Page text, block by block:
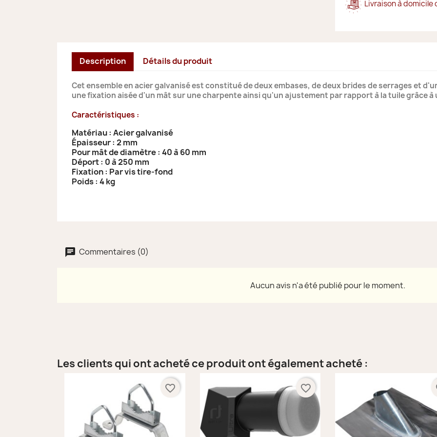
Livraison à domicile
Description Détails du produit
Cet ensemble en acier galvanisé est constitué de deux embases, de deux brides de serrages et
une fixation aisée d'un mât sur une charpente ainsi qu'un ajustement par rapport à la tuile grâce
Caractéristiques :
Matériau : Acier galvanisé
Épaisseur : 2 mm
Pour mât de diamètre : 40 à 60 mm
Déport : 0 à 250 mm
Fixation : Par vis tire-fond
Poids : 4 kg
Commentaires (0)
Aucun avis n'a été publié pour le moment.
Les clients qui ont acheté ce produit ont également acheté :
favorite_border favorite_border